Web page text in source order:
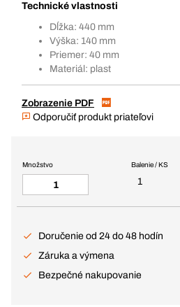
Technické vlastnosti
Dĺžka: 440 mm
Výška: 140 mm
Priemer: 40 mm
Materiál: plast
Zobrazenie PDF
Odporučiť produkt priateľovi
Balenie / KS
1
Množstvo
Doručenie od 24 do 48 hodín
Záruka a výmena
Bezpečné nakupovanie